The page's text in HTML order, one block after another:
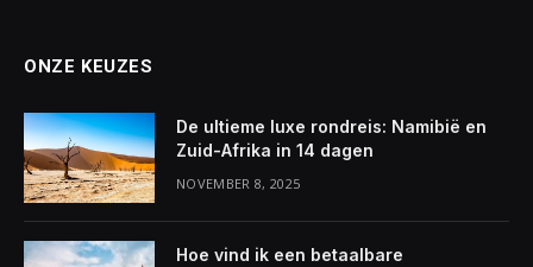
ONZE KEUZES
De ultieme luxe rondreis: Namibië en
Zuid-Afrika in 14 dagen
NOVEMBER 8, 2025
Hoe vind ik een betaalbare